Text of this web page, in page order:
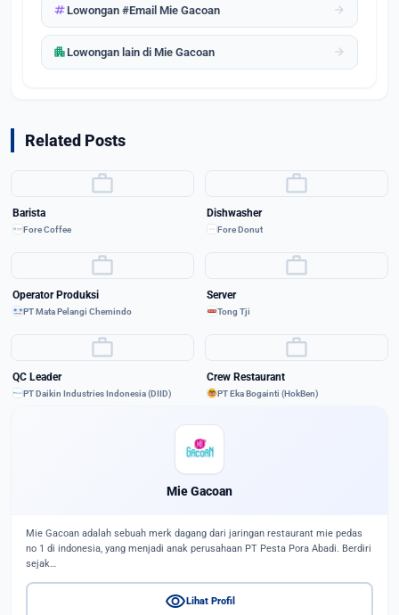
tagLowongan #Email Mie Gacoan arrow_forward
apartmentLowongan lain di Mie Gacoan arrow_forward
Related Posts
work
Barista
Fore Coffee
work
Dishwasher
Fore Donut
work
Operator Produksi
PT Mata Pelangi Chemindo
work
Server
Tong Tji
work
QC Leader
PT Daikin Industries Indonesia (DIID)
work
Crew Restaurant
PT Eka Bogainti (HokBen)
Mie Gacoan
Mie Gacoan adalah sebuah merk dagang dari jaringan restaurant mie pedas
no 1 di indonesia, yang menjadi anak perusahaan PT Pesta Pora Abadi. Berdiri
sejak…
visibilityLihat Profil